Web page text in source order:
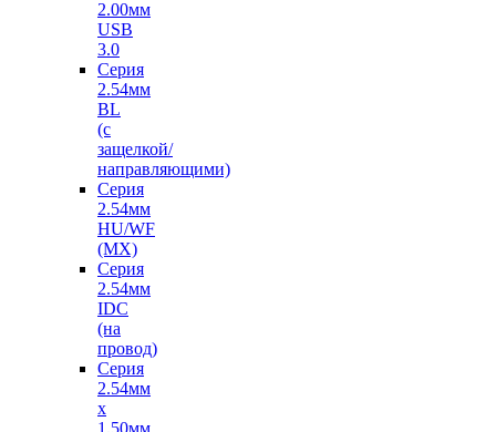
2.00мм
USB
3.0
Серия
2.54мм
BL
(с
защелкой/
направляющими)
Серия
2.54мм
HU/WF
(MX)
Серия
2.54мм
IDC
(на
провод)
Серия
2.54мм
х
1.50мм